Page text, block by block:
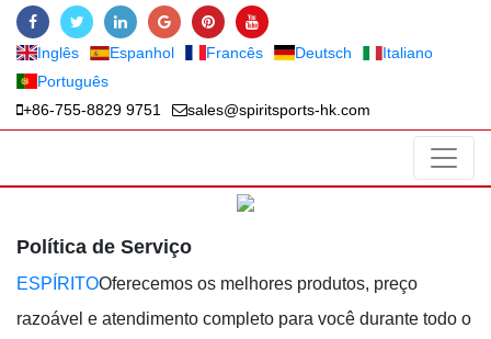
Inglês Espanhol Francês Deutsch
Italiano
Português
+86-755-8829 9751
sales@spiritsports-hk.com
Política de Serviço
ESPÍRITOOferecemos os melhores produtos, preço
razoável e atendimento completo para você durante todo o